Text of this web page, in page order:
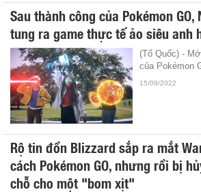
Sau thành công của Pokémon
tung ra game thực tế ảo siêu anh
(Tổ Quốc) -
của Pokémon
15/09/2022
Rộ tin đồn Blizzard sắp ra mắt
cách Pokémon GO, nhưng rồi bị
chỗ cho một "bom xịt"